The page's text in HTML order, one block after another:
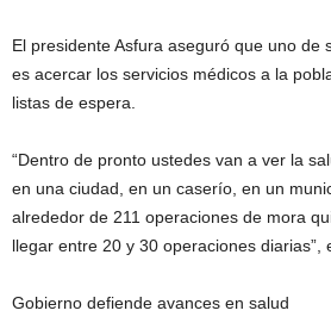
El presidente Asfura aseguró que uno de
es acercar los servicios médicos a la
listas de espera.
“Dentro de pronto ustedes van a ver la
en una ciudad, en un caserío, en un
alrededor de 211 operaciones de mora
llegar entre 20 y 30 operaciones
Gobierno defiende avances en salud